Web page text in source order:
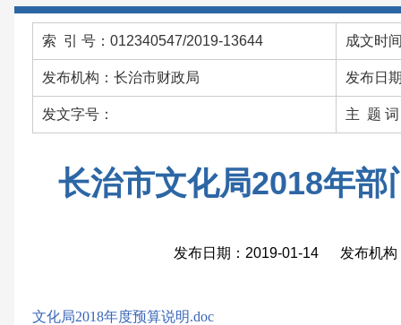
索 引 号：012340547/2019-13644 成文时
发布机构：长治市财政局 发布日
发文字号： 主 题 词
长治市文化局2018年部
发布日期：2019-01-14 发布机构
文化局2018年度预算说明.doc